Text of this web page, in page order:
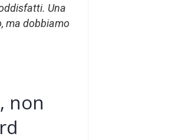
Una
ma dobbiamo
non